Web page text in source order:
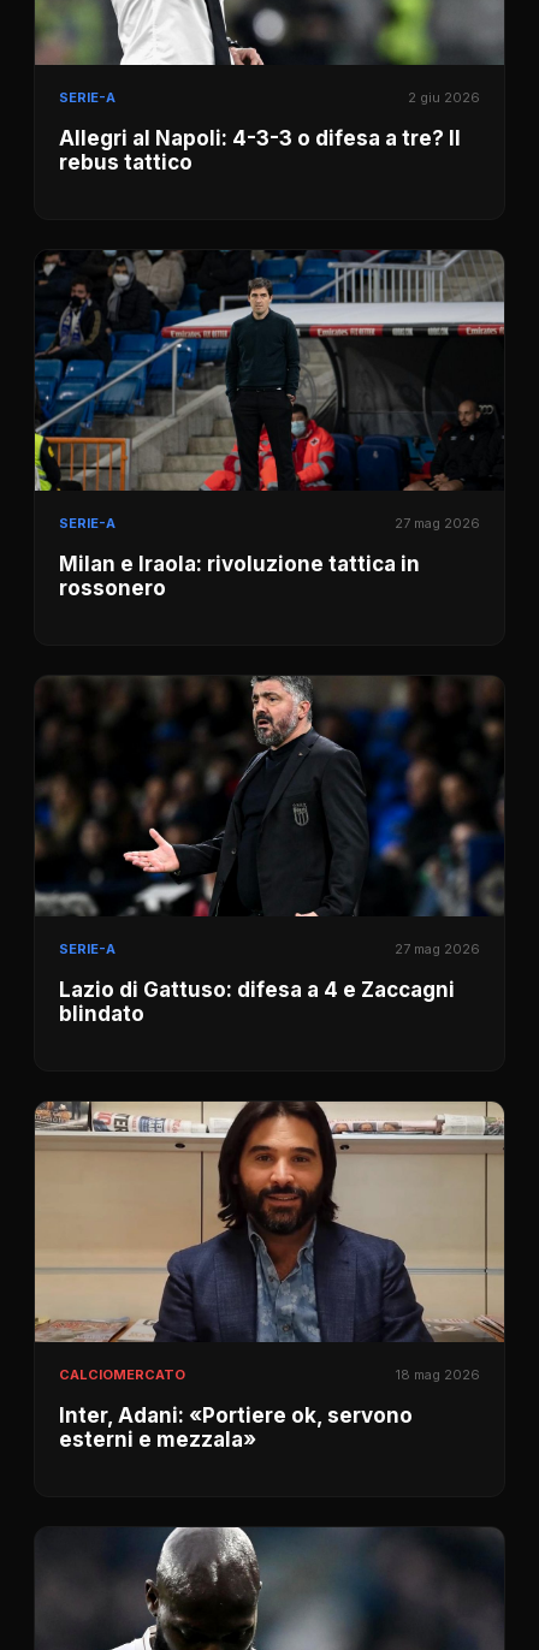
SERIE-A 2 giu 2026
Allegri al Napoli: 4-3-3 o difesa a tre? Il
rebus tattico
SERIE-A 27 mag 2026
Milan e Iraola: rivoluzione tattica in
rossonero
SERIE-A 27 mag 2026
Lazio di Gattuso: difesa a 4 e Zaccagni
blindato
CALCIOMERCATO 18 mag 2026
Inter, Adani: «Portiere ok, servono
esterni e mezzala»